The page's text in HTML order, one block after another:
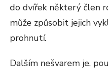
do dvířek některý člen
může způsobit jejich
prohnutí.
Dalším nešvarem je,